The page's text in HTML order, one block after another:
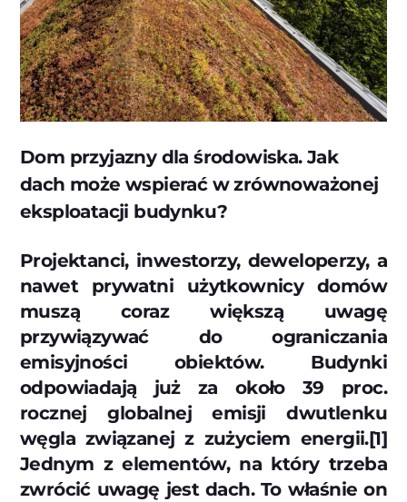
Dom przyjazny dla środowiska. Jak
dach może wspierać w zrównoważonej
eksploatacji budynku?
Projektanci, inwestorzy, deweloperzy, a
nawet prywatni użytkownicy domów
muszą coraz większą uwagę
przywiązywać do ograniczania
emisyjności obiektów. Budynki
odpowiadają już za około 39 proc.
rocznej globalnej emisji dwutlenku
węgla związanej z zużyciem energii.[1]
Jednym z elementów, na który trzeba
zwrócić uwagę jest dach. To właśnie on